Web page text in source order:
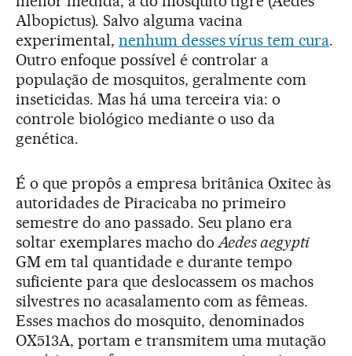
Albopictus). Salvo alguma vacina
experimental, nenhum desses vírus tem cura.
Outro enfoque possível é controlar a
população de mosquitos, geralmente com
inseticidas. Mas há uma terceira via: o
controle biológico mediante o uso da
genética.
É o que propôs a empresa britânica Oxitec às
autoridades de Piracicaba no primeiro
semestre do ano passado. Seu plano era
soltar exemplares macho doAedes aegypti
GM em tal quantidade e durante tempo
suficiente para que deslocassem os machos
silvestres no acasalamento com as fêmeas.
Esses machos do mosquito, denominados
OX513A, portam e transmitem uma mutação